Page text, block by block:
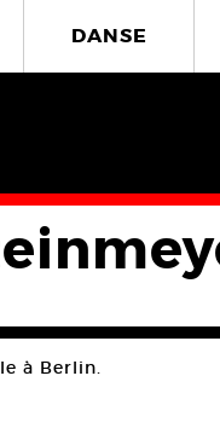
DANSE
à Berlin.